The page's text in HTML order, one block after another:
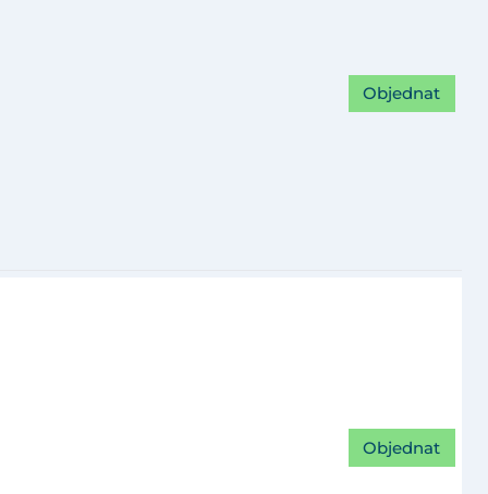
Objednat
Objednat